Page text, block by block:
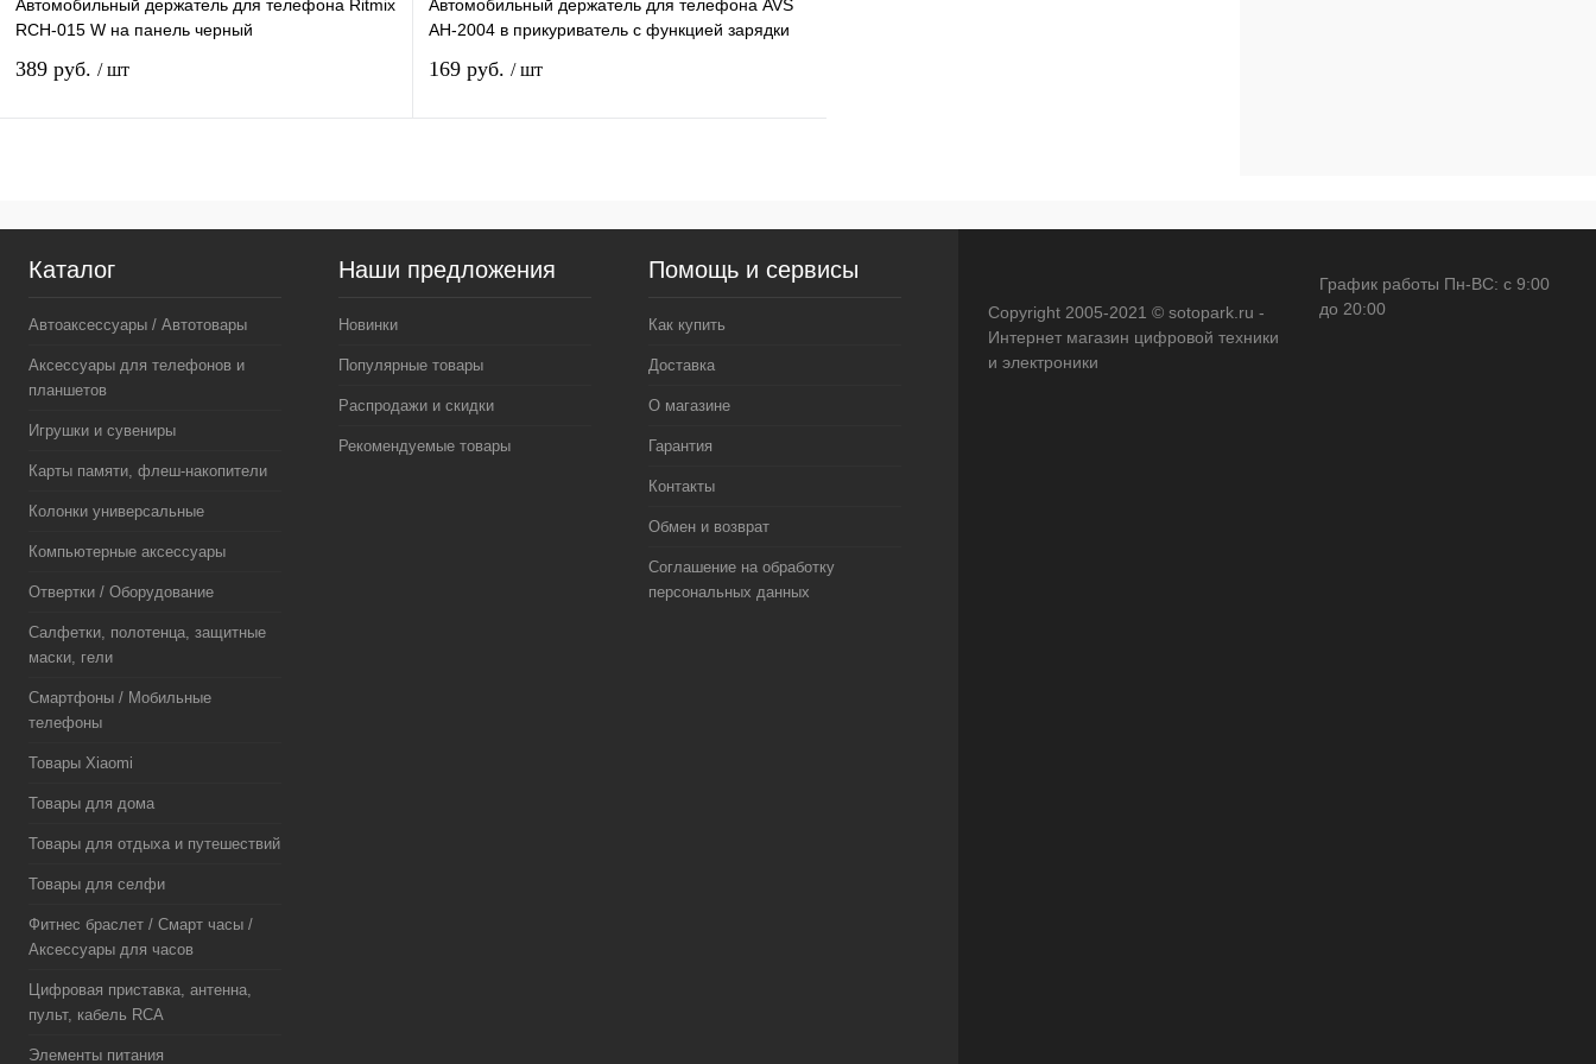
Автомобильный держатель для телефона Ritmix
RCH-015 W на панель черный
389 руб. / шт
Сравнение
В избранное
Автомобильный держатель для телефона AVS
AH-2004 в прикуриватель с функцией зарядки
169 руб. / шт
Сравнение
В избранное Недоступно
Каталог
Автоаксессуары / Автотовары
Аксессуары для телефонов и
планшетов
Игрушки и сувениры
Карты памяти, флеш-накопители
Колонки универсальные
Компьютерные аксессуары
Отвертки / Оборудование
Салфетки, полотенца, защитные
маски, гели
Смартфоны / Мобильные
телефоны
Товары Xiaomi
Товары для дома
Товары для отдыха и путешествий
Товары для селфи
Фитнес браслет / Смарт часы /
Аксессуары для часов
Цифровая приставка, антенна,
пульт, кабель RCA
Элементы питания
Наши предложения
Новинки
Популярные товары
Распродажи и скидки
Рекомендуемые товары
Помощь и сервисы
Как купить
Доставка
О магазине
Гарантия
Контакты
Обмен и возврат
Соглашение на обработку
персональных данных
Copyright 2005-2021 © sotopark.ru -
Интернет магазин цифровой техники
и электроники
График работы Пн-ВС: с 9:00
до 20:00